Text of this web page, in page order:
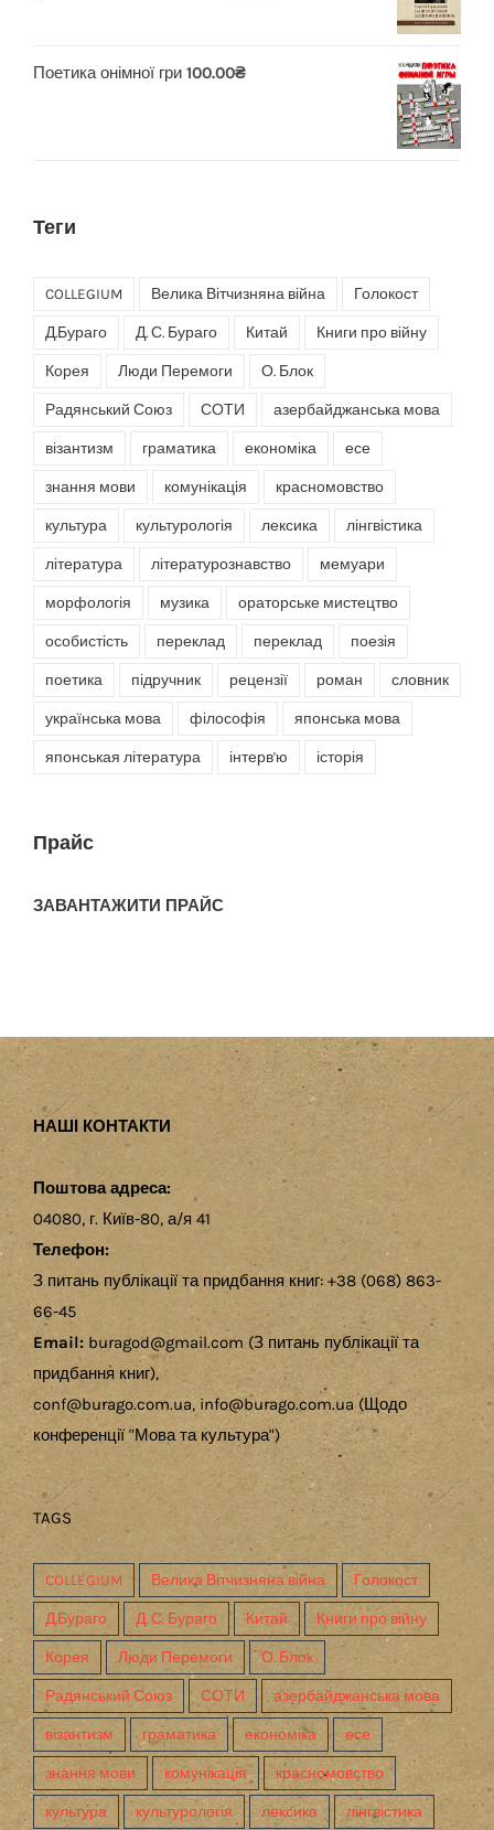
Поетика онімної гри 100.00₴
Теги
COLLEGIUM Велика Вітчизняна війна Голокост
Д.Бураго Д. С. Бураго Китай Книги про війну
Корея Люди Перемоги О. Блок
Радянський Союз СОТИ азербайджанська мова
візантизм граматика економіка есе
знання мови комунікація красномовство
культура культурологія лексика лінгвістика
література літературознавство мемуари
морфологія музика ораторське мистецтво
особистість переклад переклад поезія
поетика підручник рецензії роман словник
українська мова філософія японська мова
японськая література інтерв'ю історія
Прайс
ЗАВАНТАЖИТИ ПРАЙС
НАШІ КОНТАКТИ
Поштова адреса:
04080, г. Київ-80, а/я 41
Телефон:
З питань публікації та придбання книг: +38 (068) 863-
66-45
Email: buragod@gmail.com (З питань публікації та
придбання книг),
conf@burago.com.ua, info@burago.com.ua (Щодо
конференції "Мова та культура")
TAGS
COLLEGIUM Велика Вітчизняна війна Голокост
Д.Бураго Д. С. Бураго Китай Книги про війну
Корея Люди Перемоги О. Блок
Радянський Союз СОТИ азербайджанська мова
візантизм граматика економіка есе
знання мови комунікація красномовство
культура культурологія лексика лінгвістика